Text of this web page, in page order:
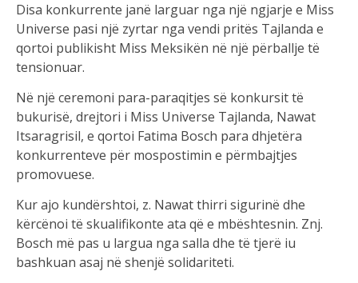
Disa konkurrente janë larguar nga një ngjarje e Miss
Universe pasi një zyrtar nga vendi pritës Tajlanda e
qortoi publikisht Miss Meksikën në një përballje të
tensionuar.
Në një ceremoni para-paraqitjes së konkursit të
bukurisë, drejtori i Miss Universe Tajlanda, Nawat
Itsaragrisil, e qortoi Fatima Bosch para dhjetëra
konkurrenteve për mospostimin e përmbajtjes
promovuese.
Kur ajo kundërshtoi, z. Nawat thirri sigurinë dhe
kërcënoi të skualifikonte ata që e mbështesnin. Znj.
Bosch më pas u largua nga salla dhe të tjerë iu
bashkuan asaj në shenjë solidariteti.